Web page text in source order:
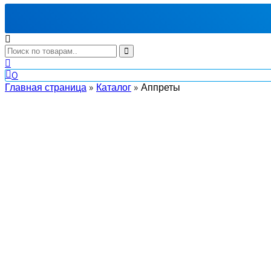
0
Главная страница » Каталог » Аппреты